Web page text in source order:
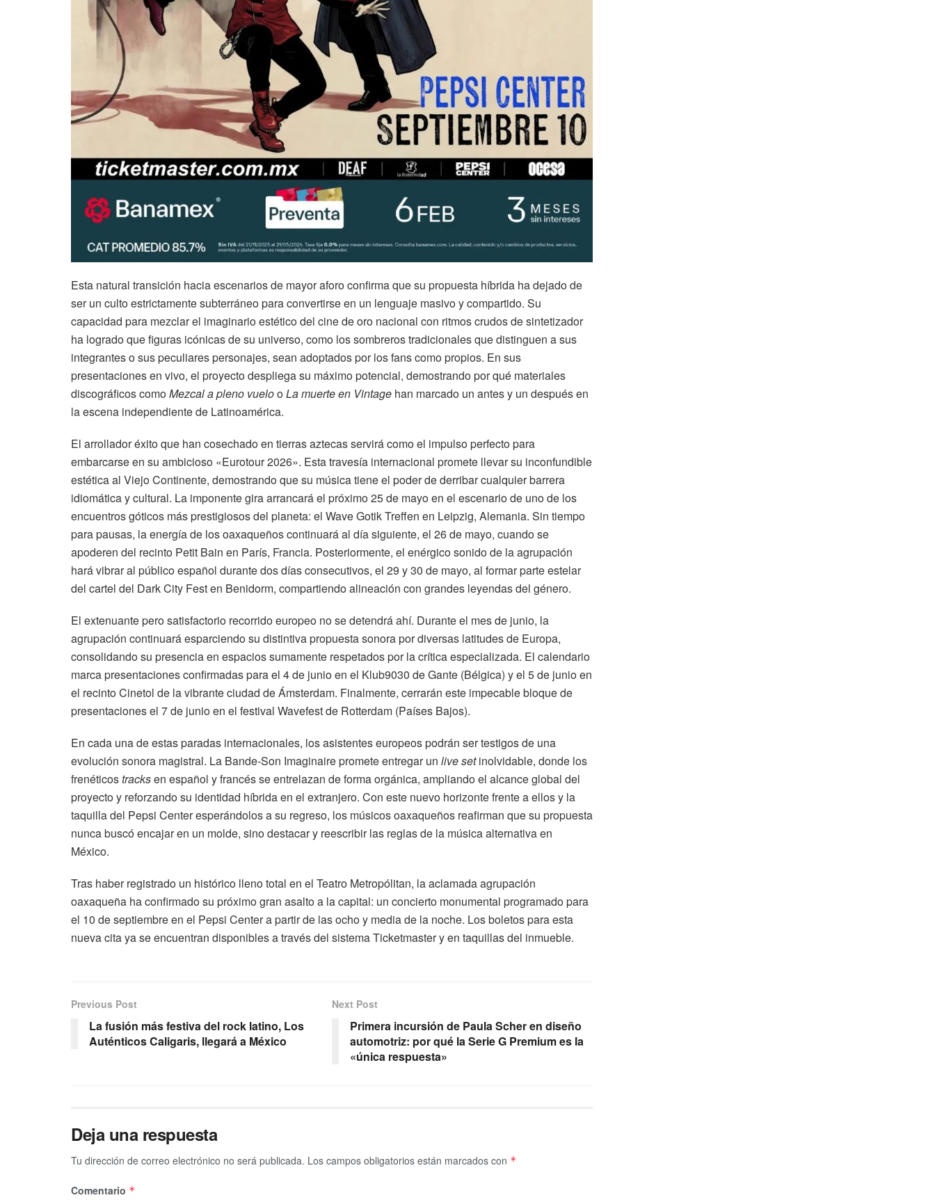
Esta natural transición hacia escenarios de mayor aforo confirma que su propuesta híbrida ha dejado de
ser un culto estrictamente subterráneo para convertirse en un lenguaje masivo y compartido. Su
capacidad para mezclar el imaginario estético del cine de oro nacional con ritmos crudos de sintetizador
ha logrado que figuras icónicas de su universo, como los sombreros tradicionales que distinguen a sus
integrantes o sus peculiares personajes, sean adoptados por los fans como propios. En sus
presentaciones en vivo, el proyecto despliega su máximo potencial, demostrando por qué materiales
discográficos comoMezcal a pleno vuelooLa muerte en Vintage han marcado un antes y un después en
la escena independiente de Latinoamérica.
El arrollador éxito que han cosechado en tierras aztecas servirá como el impulso perfecto para
embarcarse en su ambicioso «Eurotour 2026». Esta travesía internacional promete llevar su inconfundible
estética al Viejo Continente, demostrando que su música tiene el poder de derribar cualquier barrera
idiomática y cultural. La imponente gira arrancará el próximo 25 de mayo en el escenario de uno de los
encuentros góticos más prestigiosos del planeta: el Wave Gotik Treffen en Leipzig, Alemania. Sin tiempo
para pausas, la energía de los oaxaqueños continuará al día siguiente, el 26 de mayo, cuando se
apoderen del recinto Petit Bain en París, Francia. Posteriormente, el enérgico sonido de la agrupación
hará vibrar al público español durante dos días consecutivos, el 29 y 30 de mayo, al formar parte estelar
del cartel del Dark City Fest en Benidorm, compartiendo alineación con grandes leyendas del género.
El extenuante pero satisfactorio recorrido europeo no se detendrá ahí. Durante el mes de junio, la
agrupación continuará esparciendo su distintiva propuesta sonora por diversas latitudes de Europa,
consolidando su presencia en espacios sumamente respetados por la crítica especializada. El calendario
marca presentaciones confirmadas para el 4 de junio en el Klub9030 de Gante (Bélgica) y el 5 de junio en
el recinto Cinetol de la vibrante ciudad de Ámsterdam. Finalmente, cerrarán este impecable bloque de
presentaciones el 7 de junio en el festival Wavefest de Rotterdam (Países Bajos).
En cada una de estas paradas internacionales, los asistentes europeos podrán ser testigos de una
evolución sonora magistral. La Bande-Son Imaginaire promete entregar un live setinolvidable, donde los
frenéticostracksen español y francés se entrelazan de forma orgánica, ampliando el alcance global del
proyecto y reforzando su identidad híbrida en el extranjero. Con este nuevo horizonte frente a ellos y la
taquilla del Pepsi Center esperándolos a su regreso, los músicos oaxaqueños reafirman que su propuesta
nunca buscó encajar en un molde, sino destacar y reescribir las reglas de la música alternativa en
México.
Tras haber registrado un histórico lleno total en el Teatro Metropólitan, la aclamada agrupación
oaxaqueña ha confirmado su próximo gran asalto a la capital: un concierto monumental programado para
el 10 de septiembre en el Pepsi Center a partir de las ocho y media de la noche. Los boletos para esta
nueva cita ya se encuentran disponibles a través del sistema Ticketmaster y en taquillas del inmueble.
Previous Post
La fusión más festiva del rock latino, Los
Auténticos Caligaris, llegará a México
Next Post
Primera incursión de Paula Scher en diseño
automotriz: por qué la Serie G Premium es la
«única respuesta»
Deja una respuesta
Tu dirección de correo electrónico no será publicada. Los campos obligatorios están marcados con *
Comentario *